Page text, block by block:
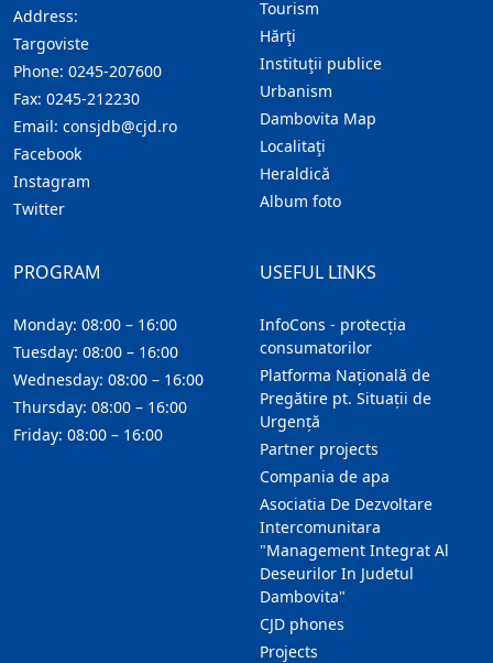
Address:
Targoviste
Phone: 0245-207600
Fax: 0245-212230
Email: consjdb@cjd.ro
Facebook
Instagram
Twitter
Tourism
Hărţi
Instituţii publice
Urbanism
Dambovita Map
Localitaţi
Heraldică
Album foto
USEFUL LINKS
InfoCons - protecția
consumatorilor
Platforma Națională de
Pregătire pt. Situații de
Urgență
Partner projects
Compania de apa
Asociatia De Dezvoltare
Intercomunitara
"Management Integrat Al
Deseurilor In Judetul
Dambovita"
CJD phones
Projects
PROGRAM
Monday: 08:00 – 16:00
Tuesday: 08:00 – 16:00
Wednesday: 08:00 – 16:00
Thursday: 08:00 – 16:00
Friday: 08:00 – 16:00